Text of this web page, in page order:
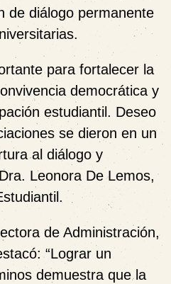
de diálogo permanente
para fortalecer la
democrática y
estudiantil. Deseo
se dieron en un
al diálogo y
Leonora De Lemos,
de Administración,
“Lograr un
demuestra que la